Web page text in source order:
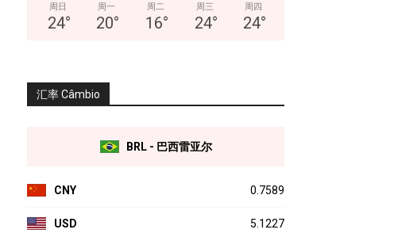
周日
24°
周一
20°
周二
16°
周三
24°
周四
24°
汇率 Câmbio
BRL - 巴西雷亚尔
CNY 0.7589
USD 5.1227